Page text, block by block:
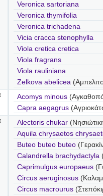
Veronica sartoriana
Veronica thymifolia
Veronica trichadena
Vicia cracca stenophylla
Viola cretica cretica
Viola fragrans
Viola rauliniana
Zelkova abelicea
Acomys minous
Capra aegagrus
Alectoris chukar
Aquila chrysaetos
Buteo buteo buteo
Calandrella brachydactyla
Caprimulgus europaeus
Circus aeruginosus
Circus macrourus